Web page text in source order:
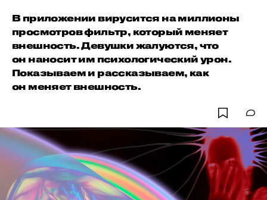
В приложении вирусится на миллионы
просмотров фильтр, который меняет
внешность. Девушки жалуются, что
он наносит им психологический урон.
Показываем и рассказываем, как
он меняет внешность.